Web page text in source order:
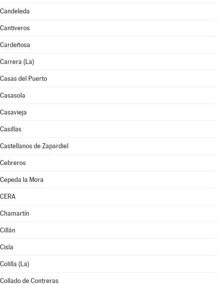
Candeleda
Cantiveros
Cardeñosa
Carrera (La)
Casas del Puerto
Casasola
Casavieja
Casillas
Castellanos de Zapardiel
Cebreros
Cepeda la Mora
CERA
Chamartín
Cillán
Cisla
Colilla (La)
Collado de Contreras